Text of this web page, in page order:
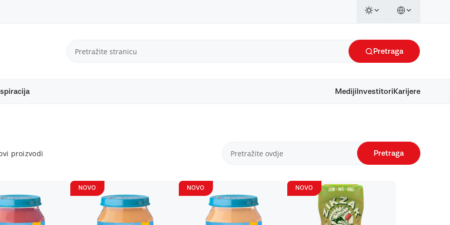
Pretraga
Mediji Investitori Karijere
proizvodi Pretraga
NOVO NOVO NOVO